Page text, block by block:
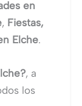
en
, Fiestas,
Elche.
, a
los